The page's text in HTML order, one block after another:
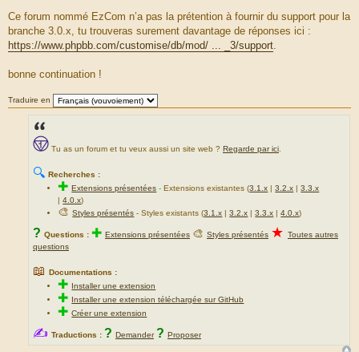
Ce forum nommé EzCom n’a pas la prétention à fournir du support pour la
branche 3.0.x, tu trouveras surement davantage de réponses ici :
https://www.phpbb.com/customise/db/mod/ ... _3/support.
bonne continuation !
Traduire en
Tu as un forum et tu veux aussi un site web ? Regarde par ici
🔍 Recherches :
✚Extensions présentées -Extensions existantes (3.1.x |3.2.x |3.3.x
|4.0.x)
🎨Styles présentés - Styles existants (3.1.x |3.2.x |3.3.x |4.0.x)
? Questions : ✚ Extensions présentées 🎨 Styles présentés ★ Toutes autres
questions
📖 Documentations :
✚ Installer une extension
✚ Installer une extension téléchargée sur GitHub
✚Créer une extension
✍ Traductions : ? Demander ? Proposer